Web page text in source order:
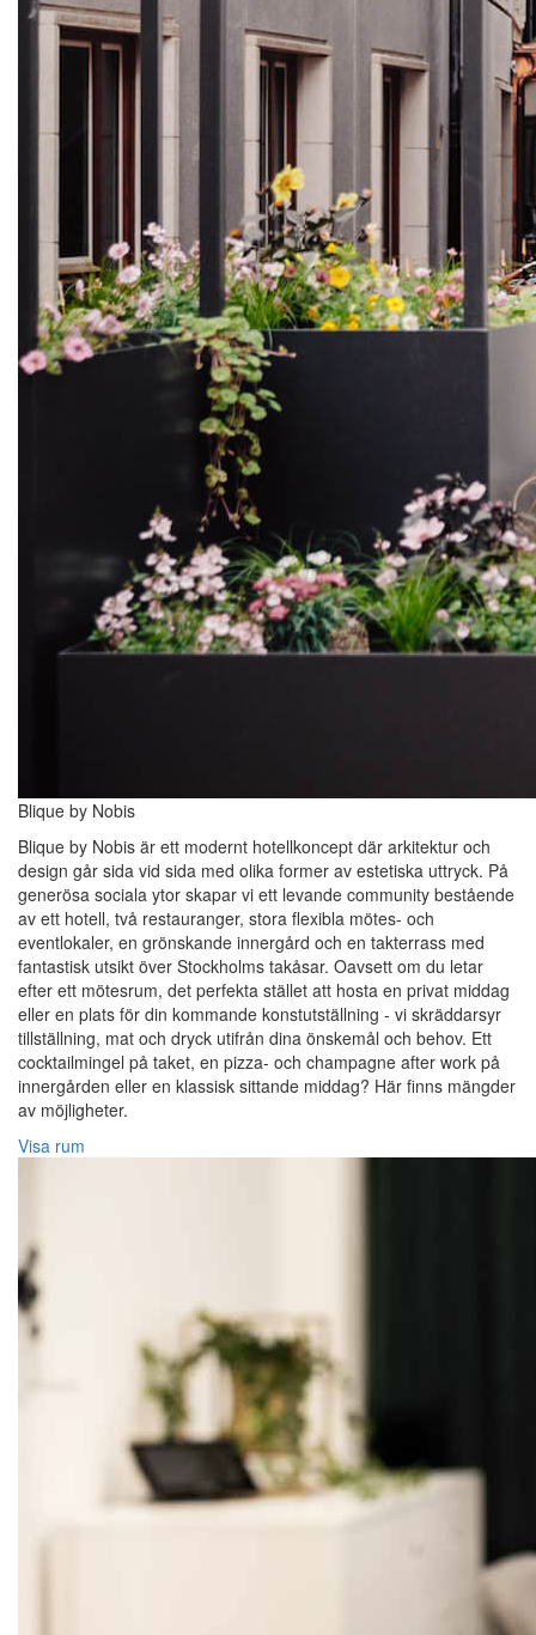
Blique by Nobis
Blique by Nobis är ett modernt hotellkoncept där arkitektur och
design går sida vid sida med olika former av estetiska uttryck. På
generösa sociala ytor skapar vi ett levande community bestående
av ett hotell, två restauranger, stora flexibla mötes- och
eventlokaler, en grönskande innergård och en takterrass med
fantastisk utsikt över Stockholms takåsar. Oavsett om du letar
efter ett mötesrum, det perfekta stället att hosta en privat middag
eller en plats för din kommande konstutställning - vi skräddarsyr
tillställning, mat och dryck utifrån dina önskemål och behov. Ett
cocktailmingel på taket, en pizza- och champagne after work på
innergården eller en klassisk sittande middag? Här finns mängder
av möjligheter.
Visa rum